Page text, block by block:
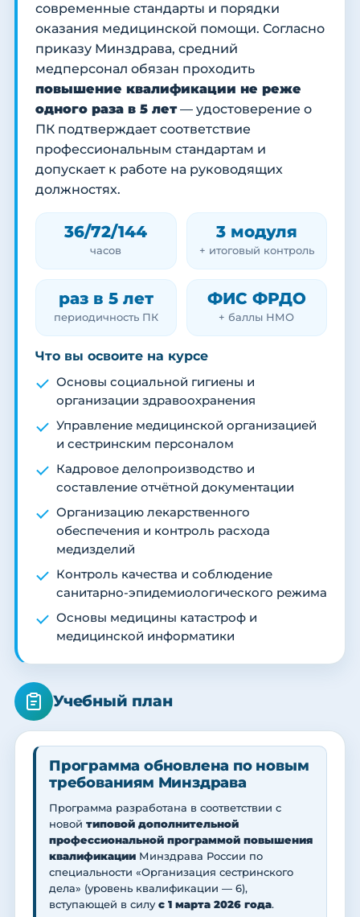
современные стандарты и порядки
оказания медицинской помощи. Согласно
приказу Минздрава, средний
медперсонал обязан проходить
повышение квалификации не реже
одного раза в 5 лет— удостоверение о
ПК подтверждает соответствие
профессиональным стандартам и
допускает к работе на руководящих
должностях.
36/72/144
часов
3 модуля
+ итоговый контроль
раз в 5 лет
периодичность ПК
ФИС ФРДО
+ баллы НМО
Что вы освоите на курсе
Основы социальной гигиены и
организации здравоохранения
Управление медицинской организацией
и сестринским персоналом
Кадровое делопроизводство и
составление отчётной документации
Организацию лекарственного
обеспечения и контроль расхода
медизделий
Контроль качества и соблюдение
санитарно-эпидемиологического режима
Основы медицины катастроф и
медицинской информатики
Учебный план
Программа обновлена по новым
требованиям Минздрава
Программа разработана в соответствии с
новой типовой дополнительной
профессиональной программой повышения
квалификации Минздрава России по
специальности «Организация сестринского
дела» (уровень квалификации — 6),
вступающей в силус 1 марта 2026 года.